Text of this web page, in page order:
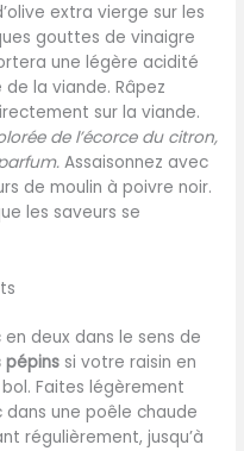
extra vierge sur les
gouttes de vinaigre
une légère acidité
la viande. Râpez
sur la viande.
de l’écorce du citron,
Assaisonnez avec
de moulin à poivre noir.
les saveurs se
deux dans le sens de
pépins si votre raisin en
Faites légèrement
une poêle chaude
régulièrement, jusqu’à